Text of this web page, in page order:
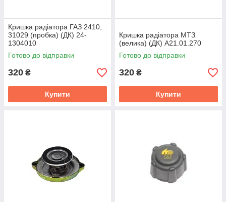
Кришка радіатора ГАЗ 2410,
31029 (пробка) (ДК) 24-
1304010
Готово до відправки
320 ₴
Купити
Кришка радіатора МТЗ
(велика) (ДК) А21.01.270
Готово до відправки
320 ₴
Купити